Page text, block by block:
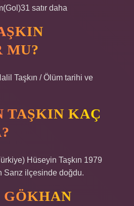
satır daha
MU?
Taşkın / Ölüm tarihi ve
TAŞKIN KAÇ
Hüseyin Taşkın 1979
Sarız ilçesinde doğdu.
GÖKHAN